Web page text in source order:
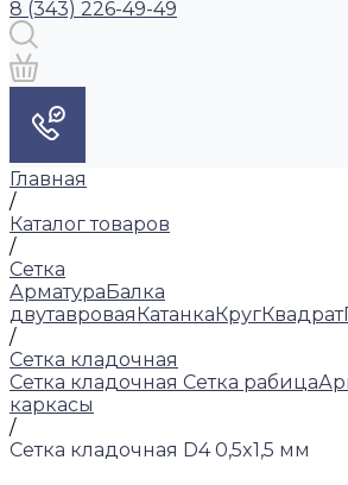
8 (343) 226-49-49
Главная
/
Каталог товаров
/
Сетка
АрматураБалка
двутавроваяКатанкаКругКвадрат
/
Сетка кладочная
Сетка кладочная Сетка рабица
каркасы
/
Сетка кладочная D4 0,5x1,5 мм